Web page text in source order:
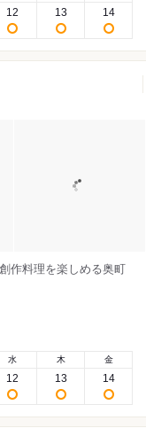
12 13 14
作料理を楽しめる奥町
水
12
木
13
金
14